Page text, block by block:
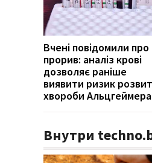
Вчені повідомили про
прорив: аналіз крові
дозволяє раніше
виявити ризик
хвороби Альцгеймера
Внутри